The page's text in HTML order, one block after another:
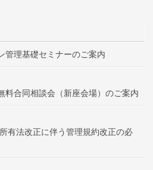
理基礎セミナーのご案内
合同相談会（新座会場）のご案内
有法改正に伴う管理規約改正の必